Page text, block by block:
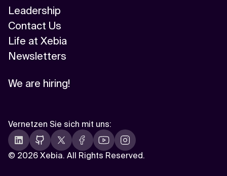
Leadership
Contact Us
Life at Xebia
Newsletters
We are hiring!
© 2026 Xebia. All Rights Reserved.
Vernetzen Sie sich mit uns: